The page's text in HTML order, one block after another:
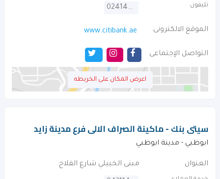
تليفون 024146401
الموقع الالكترونى www.citibank.ae
التواصل الإجتماعى
اعرض المكان على الخريطه
سيتى بنك - ماكينة الصراف الالى فرع مدينة زايد
ابوظبي - مدينة ابوظبي
العنوان مبنى الخييلي شارع الفلاح